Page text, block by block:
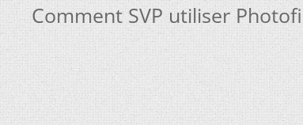
Comment SVP utiliser